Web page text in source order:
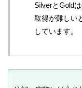
SilverとGold
取得が難しい
しています。